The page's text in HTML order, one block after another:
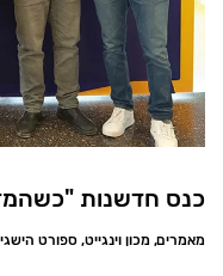
כנס חדשנות
מאמרים, מכון וינגייט, ספורט הישגי